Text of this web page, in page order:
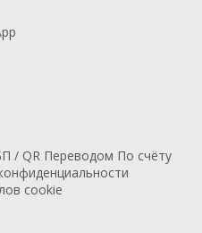
/ QR Переводом По счёту
cookie